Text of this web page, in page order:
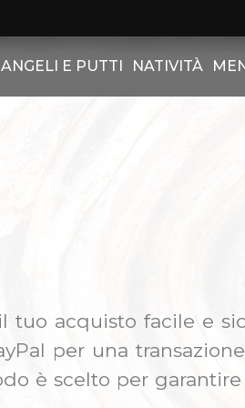
CON
EBRAICO -
ANGELI E PUTTI
SU PIEDISTALLO
SINFONIA
DI PUTTO
NATIVITÀ
acquisto facile e
per una
è scelto per garantire